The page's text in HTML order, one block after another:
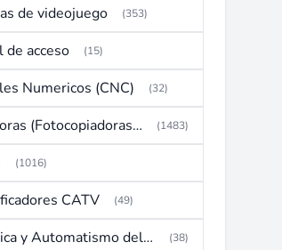
de videojuego (353)
de acceso (15)
Numericos (CNC) (32)
Copiadoras (Fotocopiadoras, Multifunctions, Ploter, etc) (1483)
(1016)
CATV (49)
Domotica y Automatismo del hogar (38)